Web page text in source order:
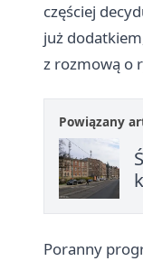
częściej
już
z rozmową o
Powiązany
Poranny